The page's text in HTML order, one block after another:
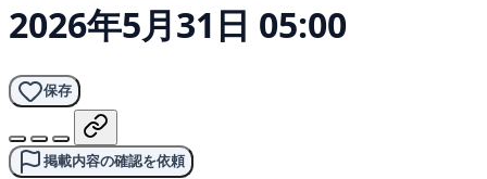
2026年5月31日 05:00
保存
掲載内容の確認を依頼